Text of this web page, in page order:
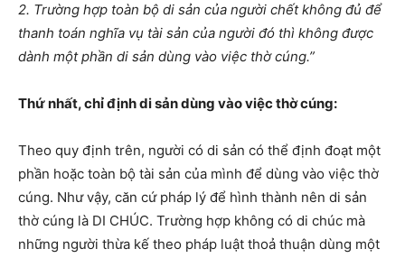
2. Trường hợp toàn bộ di sản của người chết không đủ để
thanh toán nghĩa vụ tài sản của người đó thì không được
dành một phần di sản dùng vào việc thờ cúng.”
Thứ nhất, chỉ định di sản dùng vào việc thờ cúng:
Theo quy định trên, người có di sản có thể định đoạt một
phần hoặc toàn bộ tài sản của mình để dùng vào việc thờ
cúng. Như vậy, căn cứ pháp lý để hình thành nên di sản
thờ cúng là DI CHÚC. Trường hợp không có di chúc mà
những người thừa kế theo pháp luật thoả thuận dùng một